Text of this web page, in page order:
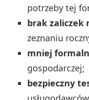
potrzeby tej
brak zaliczek
zeznaniu
mniej
gospodarczej;
bezpieczny